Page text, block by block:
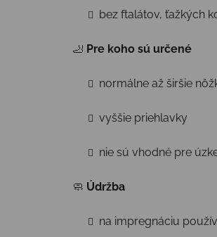
bez ftalátov, ťažkých
🦶 Pre koho sú určené
normálne až širšie
vyššie priehlavky
nie sú vhodné pre
🧼 Údržba
na impregnáciu